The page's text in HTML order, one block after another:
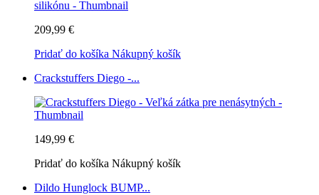
209,99 €
Pridať do košíka Nákupný košík
Crackstuffers Diego -...
149,99 €
Pridať do košíka Nákupný košík
Dildo Hunglock BUMP...